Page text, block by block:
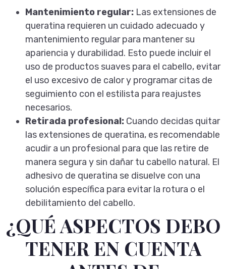
Mantenimiento regular: Las extensiones de
queratina requieren un cuidado adecuado y
mantenimiento regular para mantener su
apariencia y durabilidad. Esto puede incluir el
uso de productos suaves para el cabello, evitar
el uso excesivo de calor y programar citas de
seguimiento con el estilista para reajustes
necesarios.
Retirada profesional: Cuando decidas quitar
las extensiones de queratina, es recomendable
acudir a un profesional para que las retire de
manera segura y sin dañar tu cabello natural. El
adhesivo de queratina se disuelve con una
solución específica para evitar la rotura o el
debilitamiento del cabello.
¿QUÉ ASPECTOS DEBO
TENER EN CUENTA